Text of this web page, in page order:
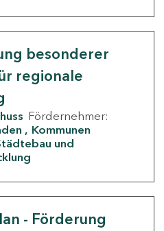
besonderer
regionale
Fördernehmer:
Kommunen
und
- Förderung